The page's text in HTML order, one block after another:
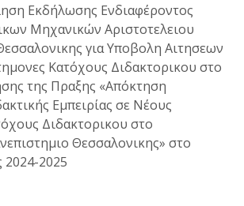
Εκδήλωσης Ενδιαφέροντος
Μηχανικών Αριστοτελειου
για Υποβολη Αιτησεων
Κατόχους Διδακτορικου στο
της Πραξης «Απόκτηση
Εμπειρίας σε Νέους
Διδακτορικου στο
Θεσσαλονικης» στο
2024-2025